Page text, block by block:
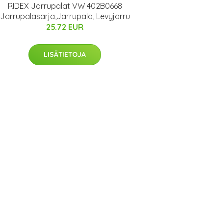
RIDEX Jarrupalat VW 402B0668
Jarrupalasarja,Jarrupala, Levyjarru
25.72 EUR
LISÄTIETOJA